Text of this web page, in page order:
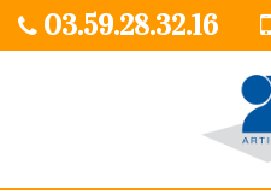
03.59.28.32.16